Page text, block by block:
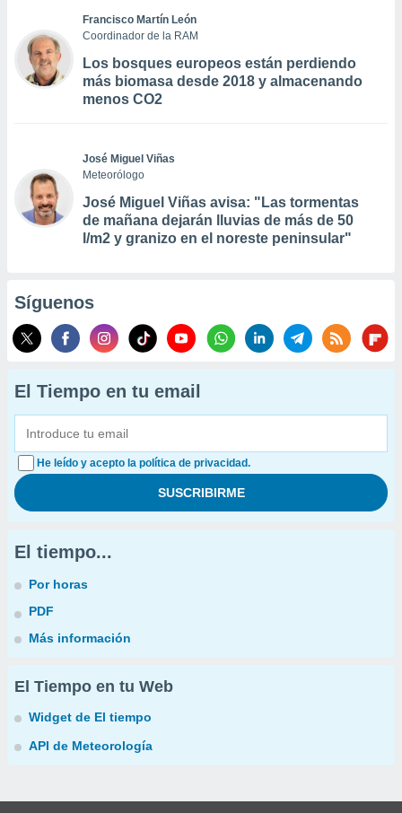
Francisco Martín León
Coordinador de la RAM
Los bosques europeos están perdiendo
más biomasa desde 2018 y almacenando
menos CO2
José Miguel Viñas
Meteorólogo
José Miguel Viñas avisa: "Las tormentas
de mañana dejarán lluvias de más de 50
l/m2 y granizo en el noreste peninsular"
Síguenos
El Tiempo en tu email
He leído y acepto la política de privacidad.
El tiempo...
Por horas
PDF
Más información
El Tiempo en tu Web
Widget de El tiempo
API de Meteorología